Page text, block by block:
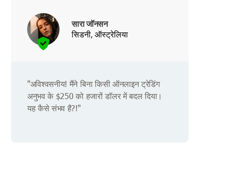
सारा जॉनसन
सिडनी, ऑस्ट्रेलिया
"अविश्वसनीय! मैंने बिना किसी ऑनलाइन ट्रेडिंग
अनुभव के $250 को हजारों डॉलर में बदल दिया।
यह कैसे संभव है?!"